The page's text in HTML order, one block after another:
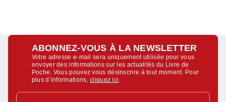
ABONNEZ-VOUS À LA NEWSLETTER
Votre adresse e-mail sera uniquement utilisée pour vous
envoyer des informations sur les actualités du Livre de
Poche. Vous pouvez vous désinscrire à tout moment. Pour
plus d’informations,cliquez ici